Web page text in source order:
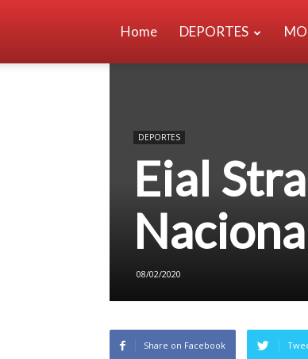
Home DEPORTES
DEPORTES
Eial
08/02/2020
Share on Facebook